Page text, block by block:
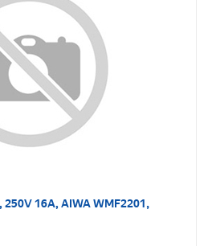
250V 16A, AIWA WMF2201,